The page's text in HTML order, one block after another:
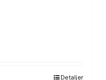
Detaljer